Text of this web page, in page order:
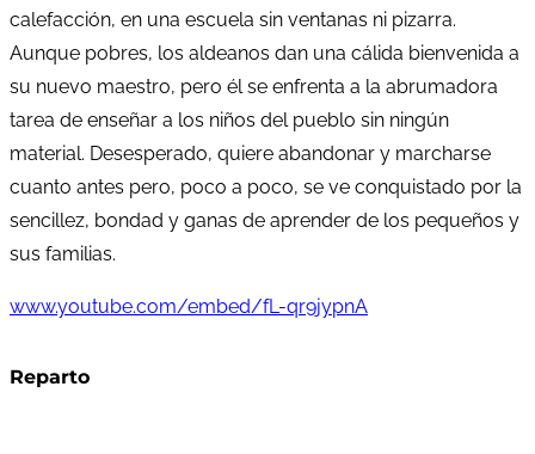
calefacción, en una escuela sin ventanas ni pizarra.
Aunque pobres, los aldeanos dan una cálida bienvenida a
su nuevo maestro, pero él se enfrenta a la abrumadora
tarea de enseñar a los niños del pueblo sin ningún
material. Desesperado, quiere abandonar y marcharse
cuanto antes pero, poco a poco, se ve conquistado por la
sencillez, bondad y ganas de aprender de los pequeños y
sus familias.
www.youtube.com/embed/fL-qr9jypnA
Reparto